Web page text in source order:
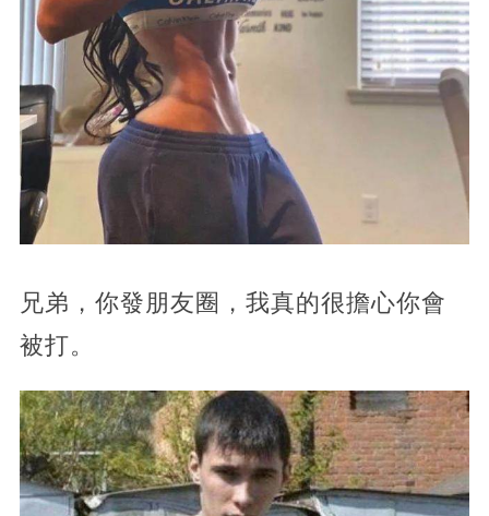
兄弟，你發朋友圈，我真的很擔心你會
被打。